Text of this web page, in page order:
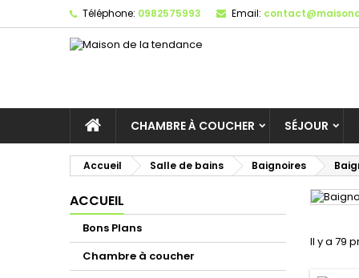
Téléphone: 0982575993 Email:
CHAMBRE À COUCHER SÉJOUR
Accueil Salle de bains Baignoires
ACCUEIL
Bons Plans
Chambre à coucher
Il y a 79